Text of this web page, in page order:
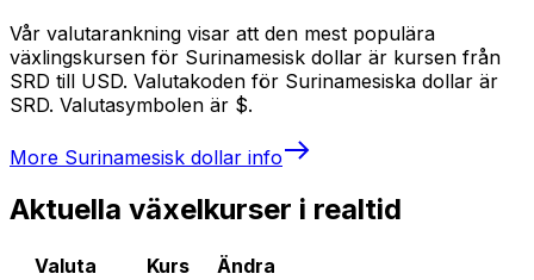
Vår valutarankning visar att den mest populära
växlingskursen för Surinamesisk dollar är kursen från
SRD till USD. Valutakoden för Surinamesiska dollar är
SRD. Valutasymbolen är $.
More Surinamesisk dollar info
Aktuella växelkurser i realtid
Valuta Kurs
Ändra